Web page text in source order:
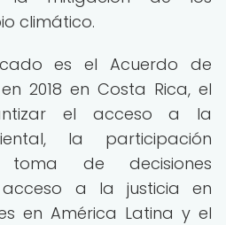
climático.
es el Acuerdo de
2018 en Costa Rica, el
el acceso a la
la participación
de decisiones
a la justicia en
en América Latina y el